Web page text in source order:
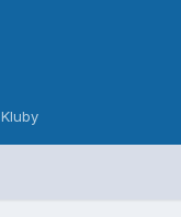
Kluby